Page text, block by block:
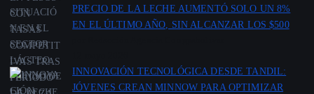
PRECIO DE LA LECHE AUMENTÓ SOLO UN 8%
EN EL ÚLTIMO AÑO, SIN ALCANZAR LOS $500
INNOVACIÓN TECNOLÓGICA DESDE TANDIL:
JÓVENES CREAN MINNOW PARA OPTIMIZAR